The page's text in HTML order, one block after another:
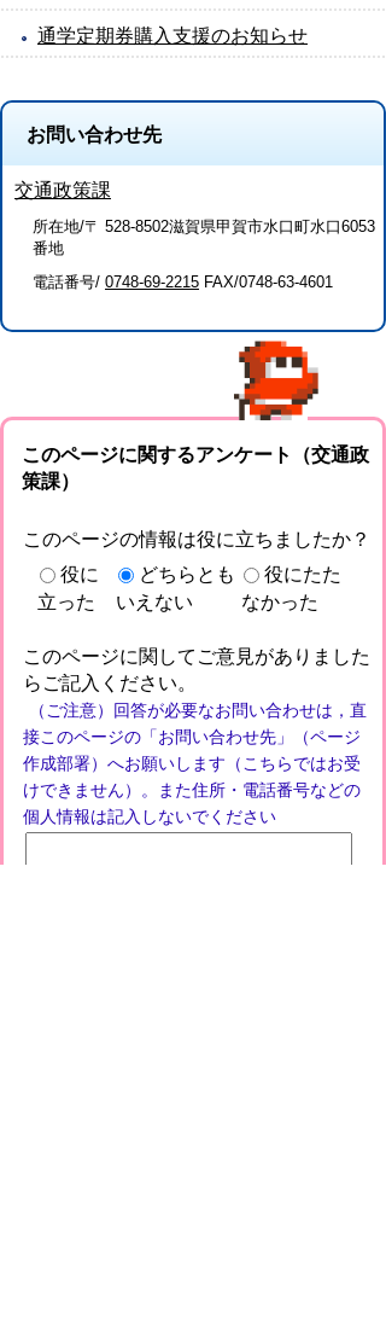
通学定期券購入支援のお知らせ
お問い合わせ先
交通政策課
所在地/〒 528-8502滋賀県甲賀市水口町水口6053
番地
電話番号/ 0748-69-2215 FAX/0748-63-4601
このページに関するアンケート（交通政
策課）
このページの情報は役に立ちましたか？
役に
立った
どちらとも
いえない
役にたた
なかった
このページに関してご意見がありました
らご記入ください。
（ご注意）回答が必要なお問い合わせは，直
接このページの「お問い合わせ先」（ページ
作成部署）へお願いします（こちらではお受
けできません）。また住所・電話番号などの
個人情報は記入しないでください